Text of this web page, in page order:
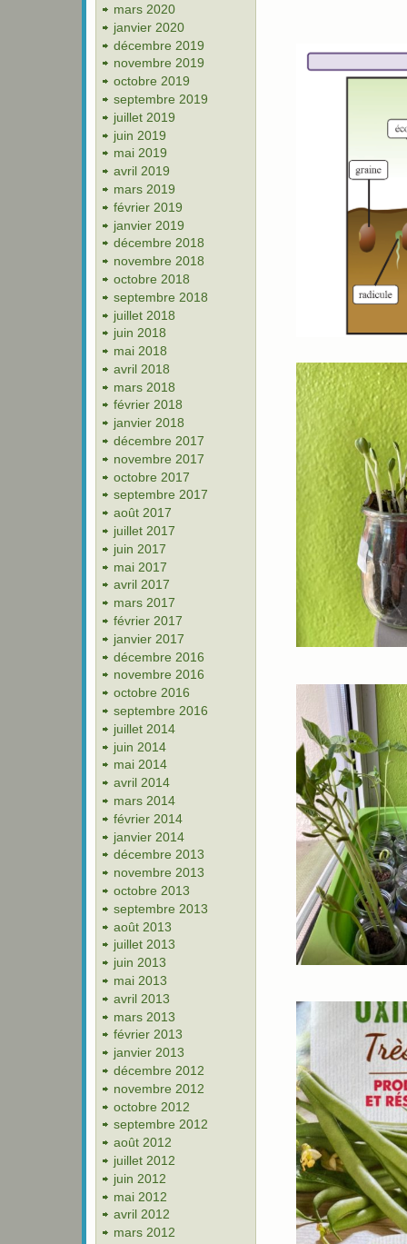
mars 2020
janvier 2020
décembre 2019
novembre 2019
octobre 2019
septembre 2019
juillet 2019
juin 2019
mai 2019
avril 2019
mars 2019
février 2019
janvier 2019
décembre 2018
novembre 2018
octobre 2018
septembre 2018
juillet 2018
juin 2018
mai 2018
avril 2018
mars 2018
février 2018
janvier 2018
décembre 2017
novembre 2017
octobre 2017
septembre 2017
août 2017
juillet 2017
juin 2017
mai 2017
avril 2017
mars 2017
février 2017
janvier 2017
décembre 2016
novembre 2016
octobre 2016
septembre 2016
juillet 2014
juin 2014
mai 2014
avril 2014
mars 2014
février 2014
janvier 2014
décembre 2013
novembre 2013
octobre 2013
septembre 2013
août 2013
juillet 2013
juin 2013
mai 2013
avril 2013
mars 2013
février 2013
janvier 2013
décembre 2012
novembre 2012
octobre 2012
septembre 2012
août 2012
juillet 2012
juin 2012
mai 2012
avril 2012
mars 2012